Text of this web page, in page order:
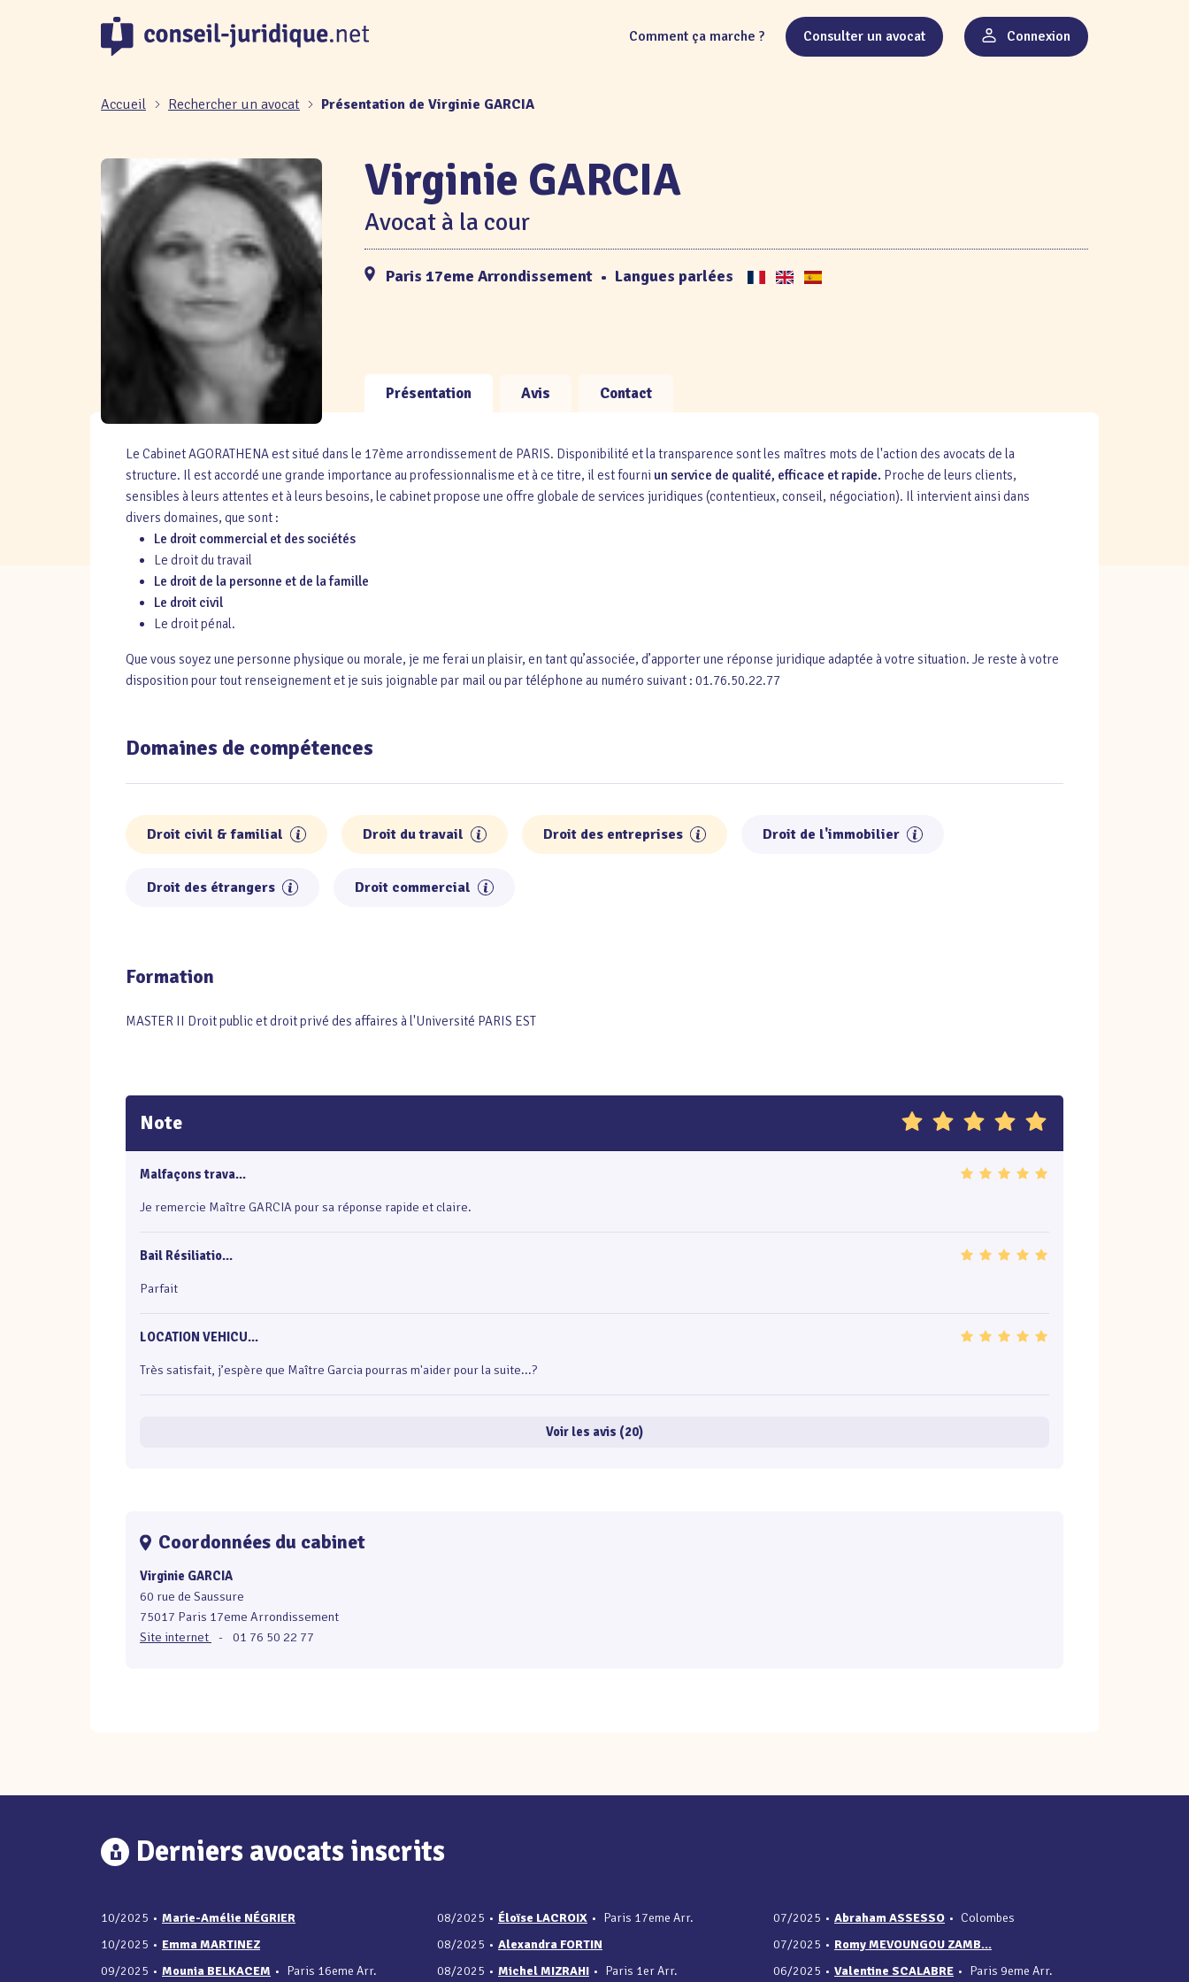
Comment ça marche ? Consulter un avocat Connexion
Accueil Rechercher un avocat Présentation de Virginie GARCIA
Virginie GARCIA
Avocat à la cour
Paris 17eme Arrondissement • Langues parlées
Présentation Avis Contact
Le Cabinet AGORATHENA est situé dans le 17ème arrondissement de PARIS. Disponibilité et la transparence sont les maîtres mots de l'action des avocats de la
structure. Il est accordé une grande importance au professionnalisme et à ce titre, il est fourni un service de qualité, efficace et rapide. Proche de leurs clients,
sensibles à leurs attentes et à leurs besoins, le cabinet propose une offre globale de services juridiques (contentieux, conseil, négociation). Il intervient ainsi dans
divers domaines, que sont :
Le droit commercial et des sociétés
Le droit du travail
Le droit de la personne et de la famille
Le droit civil
Le droit pénal.
Que vous soyez une personne physique ou morale, je me ferai un plaisir, en tant qu’associée, d’apporter une réponse juridique adaptée à votre situation. Je reste à votre
disposition pour tout renseignement et je suis joignable par mail ou par téléphone au numéro suivant : 01.76.50.22.77
Domaines de compétences
Droit civil & familial Droit du travail Droit des entreprises Droit de l'immobilier
Droit des étrangers Droit commercial
Formation
MASTER II Droit public et droit privé des affaires à l'Université PARIS EST
Note
Malfaçons trava...
Je remercie Maître GARCIA pour sa réponse rapide et claire.
Bail Résiliatio...
Parfait
LOCATION VEHICU...
Très satisfait, j’espère que Maître Garcia pourras m'aider pour la suite...?
Voir les avis (20)
Coordonnées du cabinet
Virginie GARCIA
60 rue de Saussure
75017 Paris 17eme Arrondissement
Site internet
- 01 76 50 22 77
Derniers avocats inscrits
10/2025 • Marie-Amélie NÉGRIER
10/2025 • Emma MARTINEZ
09/2025 • Mounia BELKACEM • Paris 16eme Arr.
08/2025 • Éloïse LACROIX • Paris 17eme Arr.
08/2025 • Alexandra FORTIN
08/2025 • Michel MIZRAHI • Paris 1er Arr.
07/2025 • Abraham ASSESSO • Colombes
07/2025 • Romy MEVOUNGOU ZAMB...
06/2025 • Valentine SCALABRE • Paris 9eme Arr.